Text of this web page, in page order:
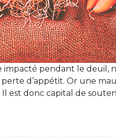
impacté pendant le
d’appétit. Or une
est donc capital de